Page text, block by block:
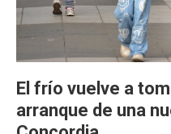
El frío vuelve a
arranque de una